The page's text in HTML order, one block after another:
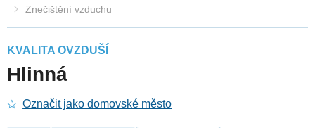
Znečištění vzduchu
KVALITA OVZDUŠÍ
Hlinná
Označit jako domovské město